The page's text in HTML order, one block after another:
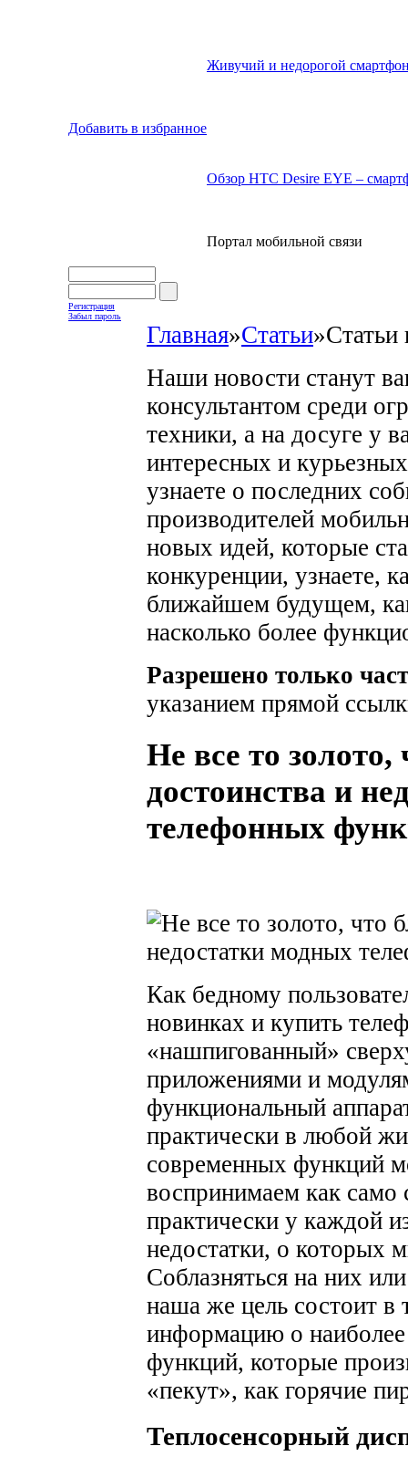
Добавить в избранное
Живучий и недорогой
Обзор HTC Desire EYE –
Портал мобильной связи
Регистрация
Забыл пароль
Главная»Статьи»Статьи
Наши новости станут
консультантом среди
техники, а на досуге у
интересных и
узнаете о последних
производителей
новых идей, которые
конкуренции, узнаете,
ближайшем будущем,
насколько более
Разрешено только
указанием прямой
Не все то золото,
достоинства и
телефонных
Как бедному
новинках и купить
«нашпигованный»
приложениями и
функциональный
практически в любой
современных функций
воспринимаем как само
практически у каждой
недостатки, о которых
Соблазняться на них
наша же цель состоит
информацию о
функций, которые
«пекут», как горячие
Теплосенсорный